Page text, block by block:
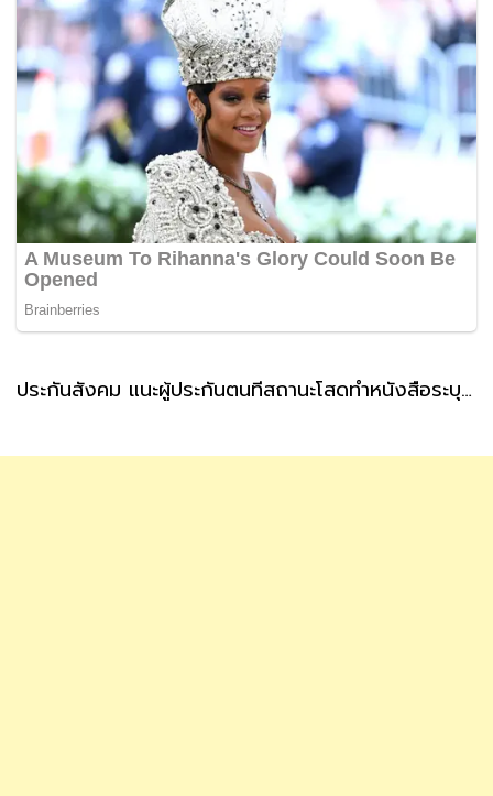
ประกันสังคม แนะผู้ประกันตนที่สถานะโสดทำหนังสือระบุผู้รับเงินสงเคราะห์ กรณีตายล่วงหน้า